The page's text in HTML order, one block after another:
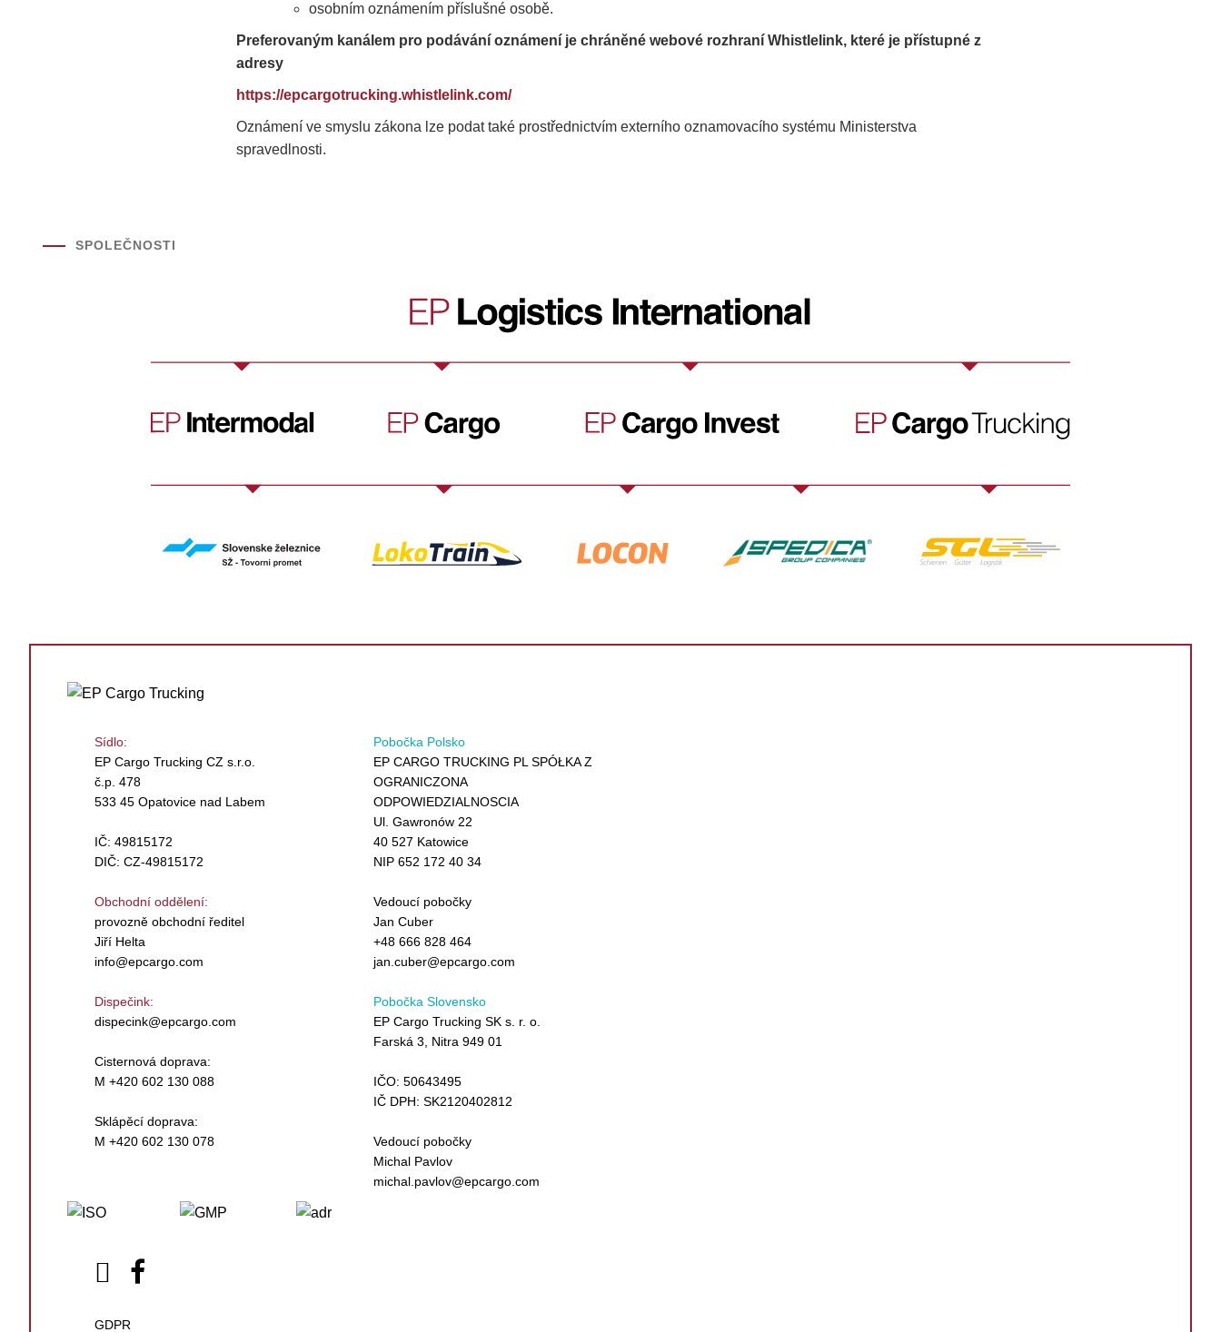
osobním oznámením příslušné osobě.
Preferovaným kanálem pro podávání oznámení je chráněné webové rozhraní Whistlelink, které je přístupné z
adresy
https://epcargotrucking.whistlelink.com/
Oznámení ve smyslu zákona lze podat také prostřednictvím externího oznamovacího systému Ministerstva
spravedlnosti.
SPOLEČNOSTI
Sídlo:
EP Cargo Trucking CZ s.r.o.
č.p. 478
533 45 Opatovice nad Labem
IČ: 49815172
DIČ: CZ-49815172
Obchodní oddělení:
provozně obchodní ředitel
Jiří Helta
info@epcargo.com
Dispečink:
dispecink@epcargo.com
Cisternová doprava:
M +420 602 130 088
Sklápěcí doprava:
M +420 602 130 078
Pobočka Polsko
EP CARGO TRUCKING PL SPÓŁKA Z
OGRANICZONA
ODPOWIEDZIALNOSCIA
Ul. Gawronów 22
40 527 Katowice
NIP 652 172 40 34
Vedoucí pobočky
Jan Cuber
+48 666 828 464
jan.cuber@epcargo.com
Pobočka Slovensko
EP Cargo Trucking SK s. r. o.
Farská 3, Nitra 949 01
IČO: 50643495
IČ DPH: SK2120402812
Vedoucí pobočky
Michal Pavlov
michal.pavlov@epcargo.com
GDPR